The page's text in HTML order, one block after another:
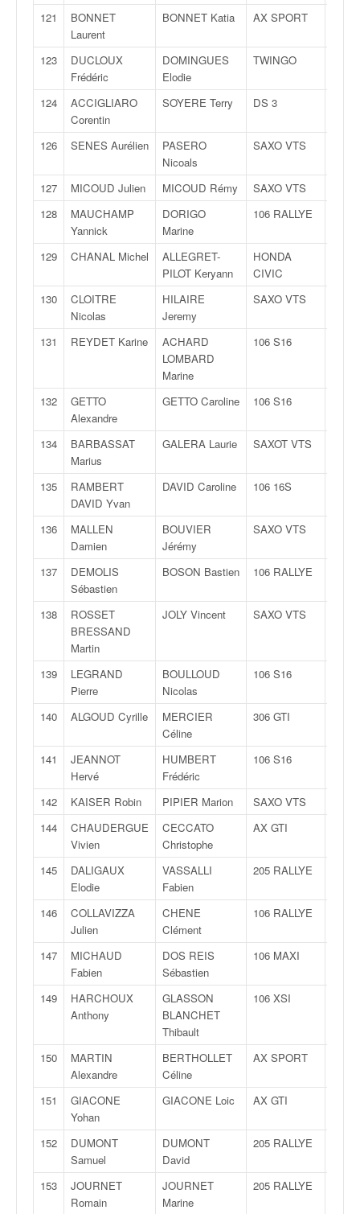
121
BONNET
Laurent
BONNET Katia AX SPORT
123
DUCLOUX
Frédéric
DOMINGUES
Elodie
TWINGO
124
ACCIGLIARO
Corentin
SOYERE Terry DS 3
126 SENES Aurélien
PASERO
Nicoals
SAXO VTS
127 MICOUD Julien MICOUD Rémy SAXO VTS
128
MAUCHAMP
Yannick
DORIGO
Marine
106 RALLYE
129 CHANAL Michel
ALLEGRET-
PILOT Keryann
HONDA
CIVIC
130
CLOITRE
Nicolas
HILAIRE
Jeremy
SAXO VTS
131 REYDET Karine
ACHARD
LOMBARD
Marine
106 S16
132
GETTO
Alexandre
GETTO Caroline 106 S16
134
BARBASSAT
Marius
GALERA Laurie SAXOT VTS
135
RAMBERT
DAVID Yvan
DAVID Caroline 106 16S
136
MALLEN
Damien
BOUVIER
Jérémy
SAXO VTS
137
DEMOLIS
Sébastien
BOSON Bastien 106 RALLYE
138
ROSSET
BRESSAND
Martin
JOLY Vincent SAXO VTS
139
LEGRAND
Pierre
BOULLOUD
Nicolas
106 S16
140 ALGOUD Cyrille
MERCIER
Céline
306 GTI
141
JEANNOT
Hervé
HUMBERT
Frédéric
106 S16
142 KAISER Robin PIPIER Marion SAXO VTS
144
CHAUDERGUE
Vivien
CECCATO
Christophe
AX GTI
145
DALIGAUX
Elodie
VASSALLI
Fabien
205 RALLYE
146
COLLAVIZZA
Julien
CHENE
Clément
106 RALLYE
147
MICHAUD
Fabien
DOS REIS
Sébastien
106 MAXI
149
HARCHOUX
Anthony
GLASSON
BLANCHET
Thibault
106 XSI
150
MARTIN
Alexandre
BERTHOLLET
Céline
AX SPORT
151
GIACONE
Yohan
GIACONE Loic AX GTI
152
DUMONT
Samuel
DUMONT
David
205 RALLYE
153
JOURNET
Romain
JOURNET
Marine
205 RALLYE